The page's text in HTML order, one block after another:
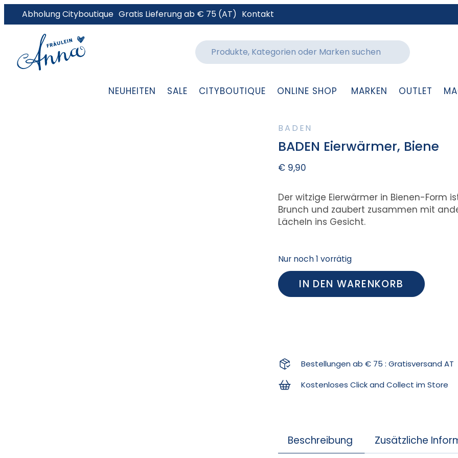
Abholung Cityboutique Gratis Lieferung ab € 75 (AT) Kontakt
NEUHEITEN SALE CITYBOUTIQUE ONLINE SHOP MARKEN OUTLET
BADEN
BADEN Eierwärmer, Biene
€ 9,90
Der witzige Eierwärmer in Bienen-Form
Brunch und zaubert zusammen mit
Lächeln ins Gesicht.
Nur noch 1 vorrätig
IN DEN WARENKORB
Bestellungen ab € 75 : Gratisversand AT
Kostenloses Click and Collect im Store
Beschreibung Zusätzliche